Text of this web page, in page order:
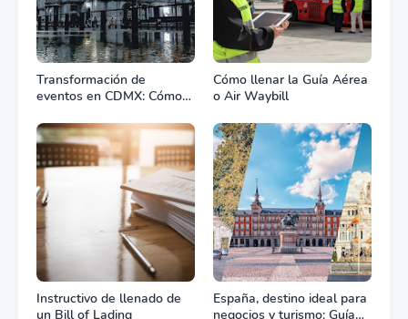
Transformación de
eventos en CDMX: Cómo
equipos define el éxito de
tu celebración
Cómo llenar la Guía Aérea
o Air Waybill
Instructivo de llenado de
un Bill of Lading
España, destino ideal para
negocios y turismo: Guía